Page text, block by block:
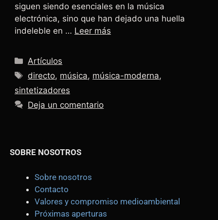
siguen siendo esenciales en la música
electrónica, sino que han dejado una huella
indeleble en … Leer más
Artículos
directo, música, música-moderna,
sintetizadores
Deja un comentario
SOBRE NOSOTROS
Sobre nosotros
Contacto
Valores y compromiso medioambiental
Próximas aperturas